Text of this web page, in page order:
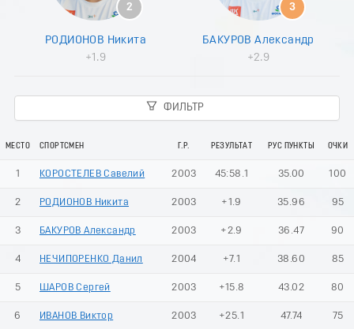
6
2
РОДИОНОВ Никита
+1.9
3
БАКУРОВ Александр
+2.9
ФИЛЬТР
МЕСТО СПОРТСМЕН Г.Р. РЕЗУЛЬТАТ РУС ПУНКТЫ ОЧКИ
1 КОРОСТЕЛЕВ Савелий 2003 45:58.1 35.00 100
2 РОДИОНОВ Никита 2003 +1.9 35.96 95
3 БАКУРОВ Александр 2003 +2.9 36.47 90
4 НЕЧИПОРЕНКО Данил 2004 +7.1 38.60 85
5 ШАРОВ Сергей 2003 +15.8 43.02 80
6 ИВАНОВ Виктор 2003 +25.1 47.74 75